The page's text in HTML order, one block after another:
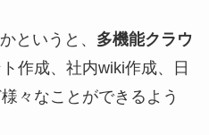
というと、 多機能クラウ
作成、社内wiki作成、日
々なことができるよう